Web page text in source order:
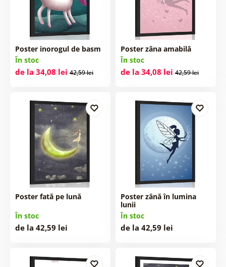
Poster inorogul de basm
În stoc
de la 34,08 lei 42,59 lei
Poster zâna amabilă
În stoc
de la 34,08 lei 42,59 lei
Poster fată pe lună
În stoc
de la 42,59 lei
Poster zână în lumina
lunii
În stoc
de la 42,59 lei